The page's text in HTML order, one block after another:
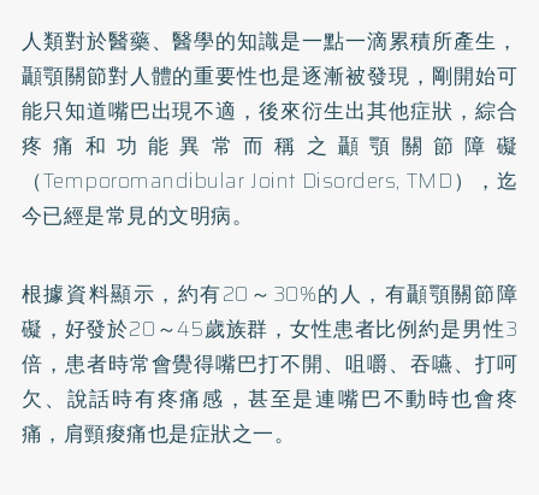
人類對於醫藥、醫學的知識是一點一滴累積所產生，
顳顎關節對人體的重要性也是逐漸被發現，剛開始可
能只知道嘴巴出現不適，後來衍生出其他症狀，綜合
疼痛和功能異常而稱之顳顎關節障礙
（Temporomandibular Joint Disorders, TMD），迄
今已經是常見的文明病。
根據資料顯示，約有20～30%的人，有顳顎關節障
礙，好發於20～45歲族群，女性患者比例約是男性3
倍，患者時常會覺得嘴巴打不開、咀嚼、吞嚥、打呵
欠、說話時有疼痛感，甚至是連嘴巴不動時也會疼
痛，肩頸痠痛也是症狀之一。